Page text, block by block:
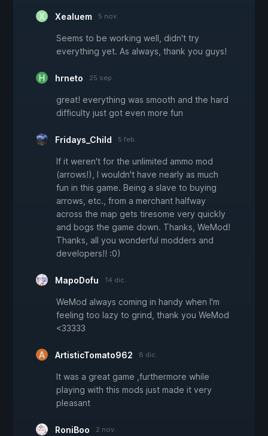
Xealuem 5 nov.
Seems to be working well, didn't try
everything yet. As always, thank you guys!
hrneto 25 sep.
great! everything was smooth and the hard
difficulty just got even more fun
Fridays_Child 5 feb.
If it weren't for the unlimited ammo mod
(arrows!), I wouldn't have nearly as much
fun in this game. Being a slave to buying
arrows, etc., from a merchant halfway
across the map gets tiresome very quickly
and bogs the game down. Thanks, WeMod!
Thanks, all you wonderful modders and
developers!! :0)
MapoDofu 14 dic.
WeMod always coming in handy when I'm
feeling too lazy to grind, thank you WeMod
<33333
ArtisticTomato962 8 dic.
It was a great game ,furthermore while
playing with this mods just made it very
pleasant
RoniBoo 2 nov.